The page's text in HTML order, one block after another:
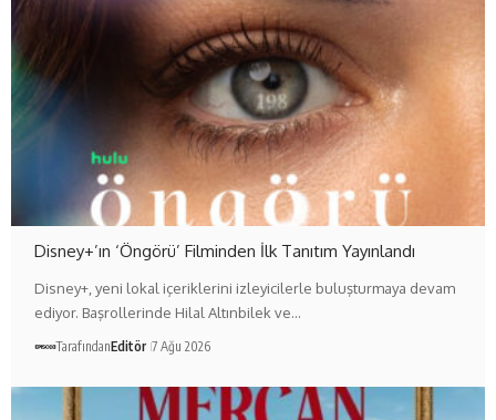
Disney+’ın ‘Öngörü’ Filminden İlk Tanıtım Yayınlandı
Disney+, yeni lokal içeriklerini izleyicilerle buluşturmaya devam
ediyor. Başrollerinde Hilal Altınbilek ve…
TarafındanEditör 7 Ağu 2026